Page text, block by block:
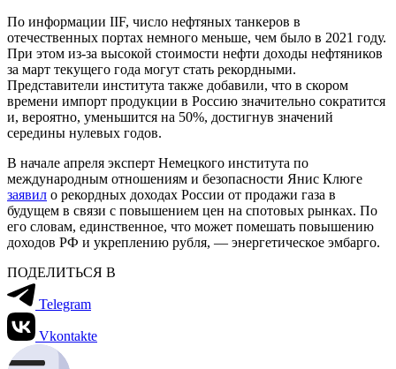
По информации IIF, число нефтяных танкеров в
отечественных портах немного меньше, чем было в 2021 году.
При этом из-за высокой стоимости нефти доходы нефтяников
за март текущего года могут стать рекордными.
Представители института также добавили, что в скором
времени импорт продукции в Россию значительно сократится
и, вероятно, уменьшится на 50%, достигнув значений
середины нулевых годов.
В начале апреля эксперт Немецкого института по
международным отношениям и безопасности Янис Клюге
заявил о рекордных доходах России от продажи газа в
будущем в связи с повышением цен на спотовых рынках. По
его словам, единственное, что может помешать повышению
доходов РФ и укреплению рубля, — энергетическое эмбарго.
ПОДЕЛИТЬСЯ В
Telegram
Vkontakte